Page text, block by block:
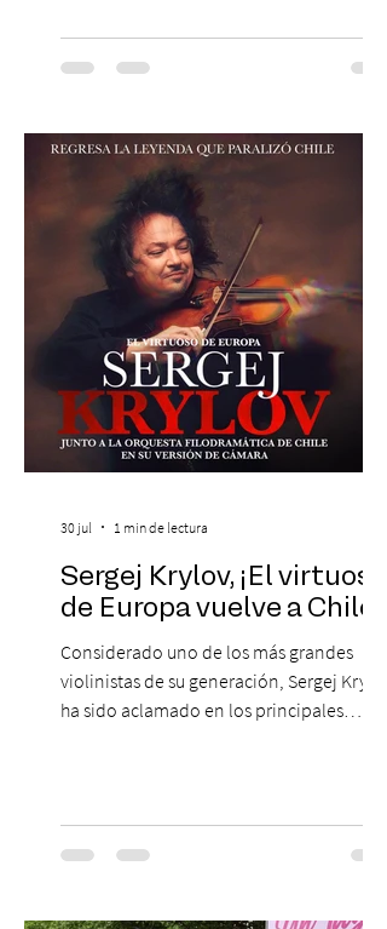
agrupación ícono de la Nueva Canción
Chilena conmemorará su legado de 60
19:00 horas, en el Teatro Municipal de
Santiago. La celebración reunirá a la
máxima exponente de la música popular
peruana, Eva Ayllón, al Cuarteto Austral y
un repertorio que recorrerá seis décadas
de obras que transformaron l
Sergej Krylov, ¡El virtuoso
de Europa vuelve a Chile!
Considerado uno de los más grandes
violinistas de su generación, Sergej Krylov
ha sido aclamado en los principales
escenario del Teatro CA660 para
protagonizar una velada extraordinaria
30 jul 1 min de lectura